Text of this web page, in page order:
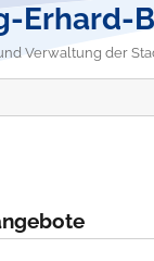
Erhard-
Verwaltung der